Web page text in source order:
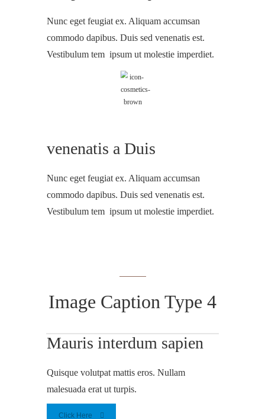
Nunc eget feugiat ex. Aliquam accumsan
commodo dapibus. Duis sed venenatis est.
Vestibulum tem ipsum ut molestie imperdiet.
venenatis a Duis
Nunc eget feugiat ex. Aliquam accumsan
commodo dapibus. Duis sed venenatis est.
Vestibulum tem ipsum ut molestie imperdiet.
Image Caption Type 4
Mauris interdum sapien
Quisque volutpat mattis eros. Nullam
malesuada erat ut turpis.
Click Here